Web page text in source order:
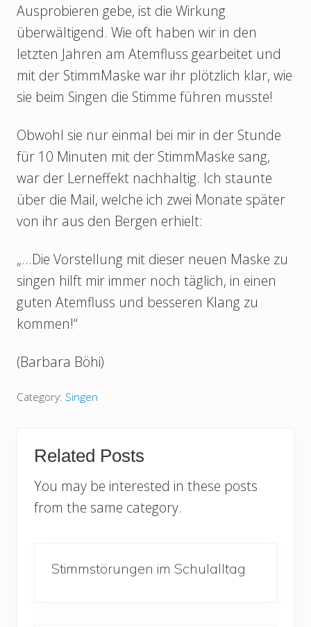
Ausprobieren gebe, ist die Wirkung
überwältigend. Wie oft haben wir in den
letzten Jahren am Atemfluss gearbeitet und
mit der StimmMaske war ihr plötzlich klar, wie
sie beim Singen die Stimme führen musste!
Obwohl sie nur einmal bei mir in der Stunde
für 10 Minuten mit der StimmMaske sang,
war der Lerneffekt nachhaltig. Ich staunte
über die Mail, welche ich zwei Monate später
von ihr aus den Bergen erhielt:
„…Die Vorstellung mit dieser neuen Maske zu
singen hilft mir immer noch täglich, in einen
guten Atemfluss und besseren Klang zu
kommen!“
(Barbara Böhi)
Category: Singen
Related Posts
You may be interested in these posts
from the same category.
Stimmstörungen im Schulalltag